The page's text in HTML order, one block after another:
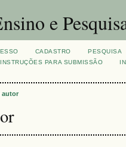
e
CADASTRO
PESQUISA
INSTRUÇÕES PARA SUBMISSÃO
autor